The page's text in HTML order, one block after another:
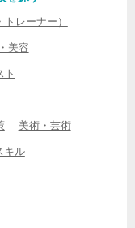
レーナー）
美容
ト
美術・芸術
キル